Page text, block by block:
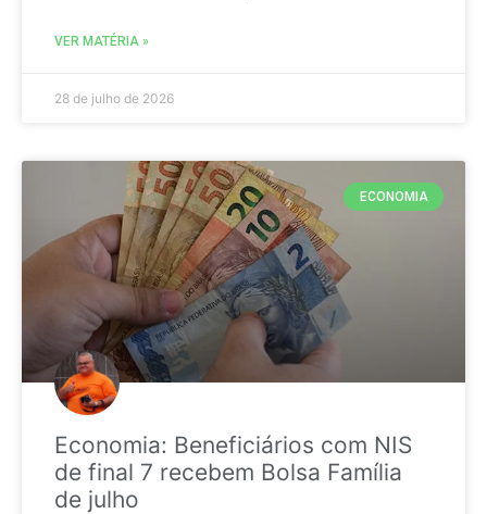
VER MATÉRIA »
28 de julho de 2026
ECONOMIA
Economia: Beneficiários com NIS
de final 7 recebem Bolsa Família
de julho